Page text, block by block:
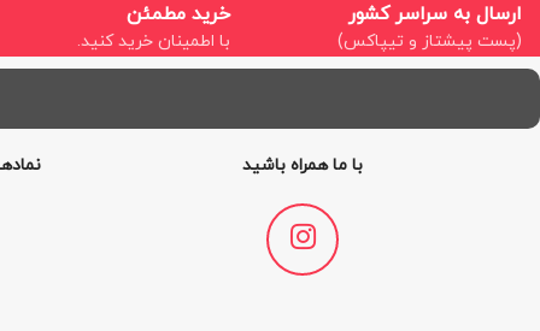
ارسال به سراسر کشور
(پست پیشتاز و تیپاکس)
خرید مطمئن
با اطمینان خرید کنید.
با ما همراه باشید